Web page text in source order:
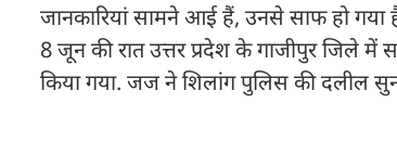
जानकारियां सामने आई हैं, उनसे साफ हो गया
8 जून की रात उत्तर प्रदेश के गाजीपुर जिले
किया गया. जज ने शिलांग पुलिस की दलील